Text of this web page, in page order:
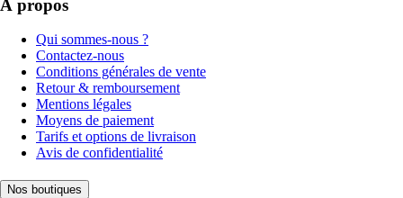
À propos
Qui sommes-nous ?
Contactez-nous
Conditions générales de vente
Retour & remboursement
Mentions légales
Moyens de paiement
Tarifs et options de livraison
Avis de confidentialité
Nos boutiques